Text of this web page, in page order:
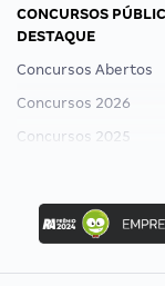
CONCURSOS
DESTAQUE
Concursos Abertos
Concursos 2026
Concursos 2025
Concurso Ibama
Concurso MPU
Editais publicados